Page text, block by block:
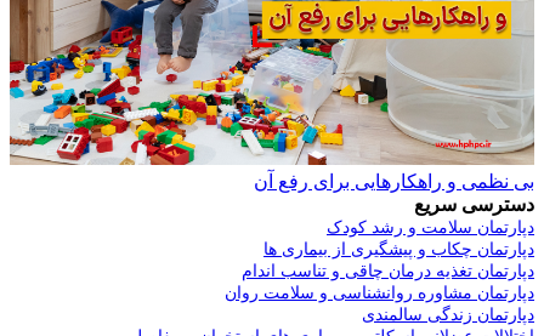
بی نظمی و راهکارهایی برای رفع آن
دسترسی سریع
دپارتمان سلامت و رشد کودک
دپارتمان چکاب و پیشگیری از بیماری ها
دپارتمان تغذیه درمان چاقی و تناسب اندام
دپارتمان مشاوره روانشناسی و سلامت روان
دپارتمان زندگی سالمندی